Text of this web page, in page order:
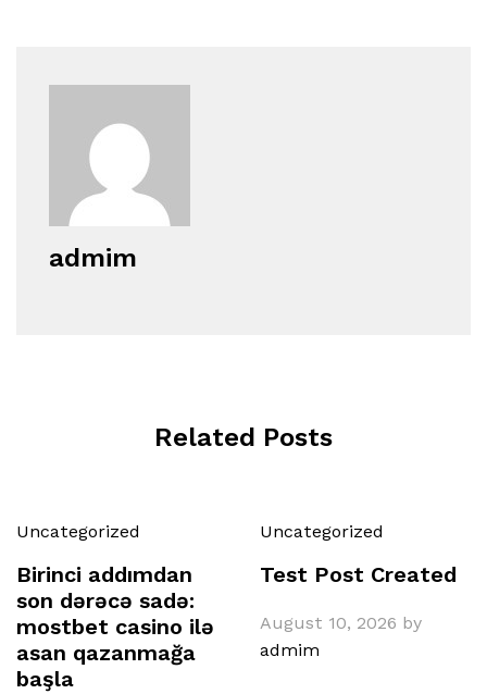
admim
Related Posts
Uncategorized
Birinci addımdan
son dərəcə sadə:
mostbet casino ilə
asan qazanmağa
başla
Uncategorized
Test Post Created
August 10, 2026 by
admim